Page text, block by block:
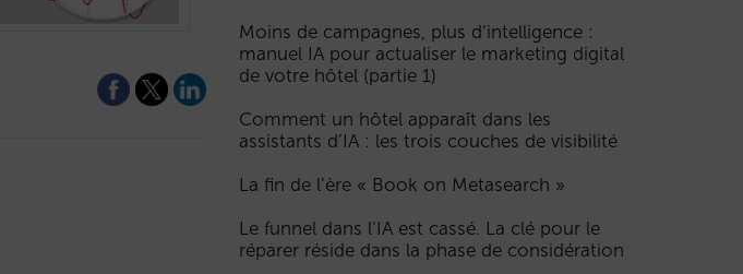
Moins de campagnes, plus d’intelligence :
manuel IA pour actualiser le marketing digital
de votre hôtel (partie 1)
Comment un hôtel apparaît dans les
assistants d’IA : les trois couches de visibilité
La fin de l’ère « Book on Metasearch »
Le funnel dans l’IA est cassé. La clé pour le
réparer réside dans la phase de considération